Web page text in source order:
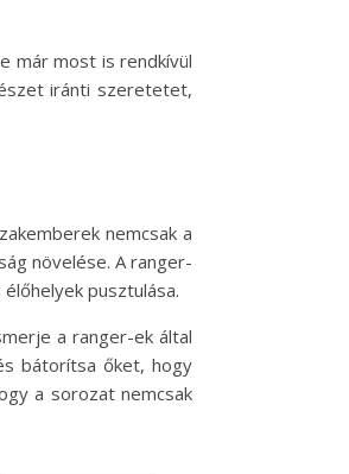
már most is rendkívül
iránti szeretetet,
nemcsak a
növelése. A ranger-
pusztulása.
a ranger-ek által
bátorítsa őket, hogy
a sorozat nemcsak